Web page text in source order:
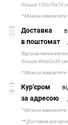
більше 120х70х70
* Можна замовляти
Доставка
в поштомат
Відправлення
більше 40х60х30 см
* Можна замовляти
Кур'єром
за адресою
* Можна замовляти
** Доставка